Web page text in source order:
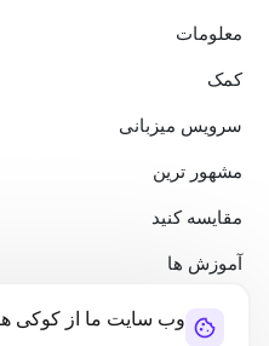
وب سایت ما از کوکی ها
معلومات
کمک
سرویس میزبانی
مشهور ترین
مقایسه کنید
آموزش ها
در باره ما